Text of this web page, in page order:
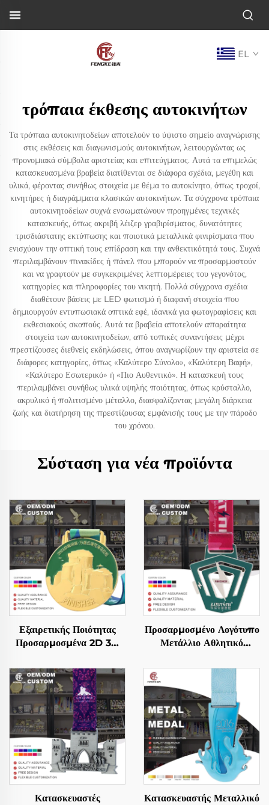
EL
τρόπαια έκθεσης αυτοκινήτων
Τα τρόπαια αυτοκινητοδείων αποτελούν το ύψιστο σημείο αναγνώρισης
στις εκθέσεις και διαγωνισμούς αυτοκινήτων, λειτουργώντας ως
προνομιακά σύμβολα αριστείας και επιτεύγματος. Αυτά τα επιμελώς
κατασκευασμένα βραβεία διατίθενται σε διάφορα σχέδια, μεγέθη και
υλικά, φέροντας συνήθως στοιχεία με θέμα το αυτοκίνητο, όπως τροχοί,
κινητήρες ή διαγράμματα κλασικών αυτοκινήτων. Τα σύγχρονα τρόπαια
αυτοκινητοδείων συχνά ενσωματώνουν προηγμένες τεχνικές
κατασκευής, όπως ακριβή λέιζερ γραβιρίσματος, δυνατότητες
τρισδιάστατης εκτύπωσης και ποιοτικά μεταλλικά φινιρίσματα που
ενισχύουν την οπτική τους επίδραση και την ανθεκτικότητά τους. Συχνά
περιλαμβάνουν πινακίδες ή πάνελ που μπορούν να προσαρμοστούν
και να γραφτούν με συγκεκριμένες λεπτομέρειες του γεγονότος,
κατηγορίες και πληροφορίες του νικητή. Πολλά σύγχρονα σχέδια
διαθέτουν βάσεις με LED φωτισμό ή διαφανή στοιχεία που
δημιουργούν εντυπωσιακά οπτικά εφέ, ιδανικά για φωτογραφίσεις και
εκθεσιακούς σκοπούς. Αυτά τα βραβεία αποτελούν απαραίτητα
στοιχεία των αυτοκινητοδείων, από τοπικές συναντήσεις μέχρι
πρεστίζουσες διεθνείς εκδηλώσεις, όπου αναγνωρίζουν την αριστεία σε
διάφορες κατηγορίες, όπως «Καλύτερο Σύνολο», «Καλύτερη Βαφή»,
«Καλύτερο Εσωτερικό» ή «Πιο Αυθεντικό». Η κατασκευή τους
περιλαμβάνει συνήθως υλικά υψηλής ποιότητας, όπως κρύσταλλο,
ακρυλικό ή πολιτισμένο μέταλλο, διασφαλίζοντας μεγάλη διάρκεια
ζωής και διατήρηση της πρεστίζουσας εμφάνισής τους με την πάροδο
του χρόνου.
Σύσταση για νέα προϊόντα
Εξαιρετικής Ποιότητας
Προσαρμοσμένα 2D 3D
Δρομής Βραβεία Αγώνων
Μαραθωνίου
Προσαρμοσμένα Αθλητικά
Μετάλλια
Προσαρμοσμένο Λογότυπο
Μετάλλιο Αθλητικό
Μεταλλικό Τερματισμού
Μαραθωνίου Αθλητικά
Μετάλλια
Κατασκευαστές
Κατασκευαστής Μεταλλικό